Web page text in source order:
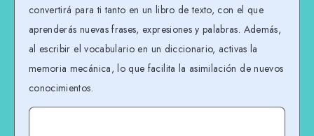
convertirá para ti tanto en un libro de texto, con el que
aprenderás nuevas frases, expresiones y palabras. Además,
al escribir el vocabulario en un diccionario, activas la
memoria mecánica, lo que facilita la asimilación de nuevos
conocimientos.